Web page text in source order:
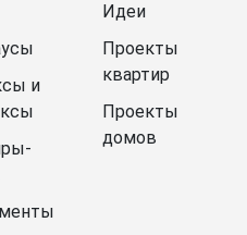
и
Идеи
Проекты
квартир
Проекты
домов